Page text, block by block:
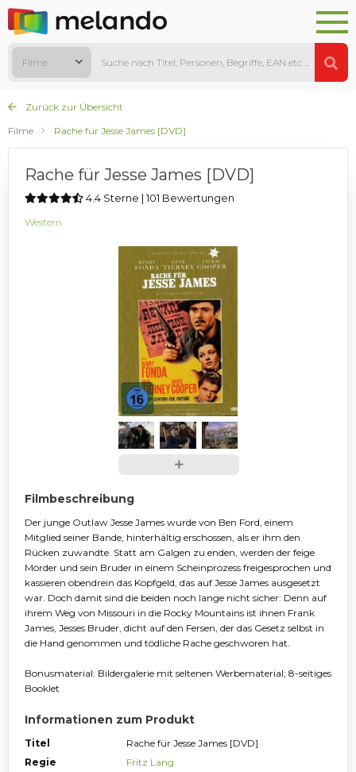
Filme
Zurück zur Übersicht
Filme
Rache für Jesse James [DVD]
Rache für Jesse James [DVD]
4.4 Sterne | 101 Bewertungen
Western
Filmbeschreibung
Der junge Outlaw Jesse James wurde von Ben Ford, einem
Mitglied seiner Bande, hinterhältig erschossen, als er ihm den
Rücken zuwandte. Statt am Galgen zu enden, werden der feige
Mörder und sein Bruder in einem Scheinprozess freigesprochen und
kassieren obendrein das Kopfgeld, das auf Jesse James ausgesetzt
war. Doch damit sind die beiden noch lange nicht sicher: Denn auf
ihrem Weg von Missouri in die Rocky Mountains ist ihnen Frank
James, Jesses Bruder, dicht auf den Fersen, der das Gesetz selbst in
die Hand genommen und tödliche Rache geschworen hat.
Bonusmaterial: Bildergalerie mit seltenen Werbematerial; 8-seitiges
Booklet
Informationen zum Produkt
Titel
Rache für Jesse James [DVD]
Regie
Fritz Lang